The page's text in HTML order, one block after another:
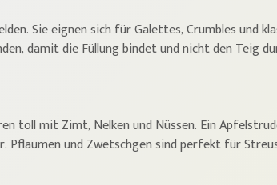
Sie eignen sich für Galettes, Crumbles und
damit die Füllung bindet und nicht den Teig
toll mit Zimt, Nelken und Nüssen. Ein
und Zwetschgen sind perfekt für